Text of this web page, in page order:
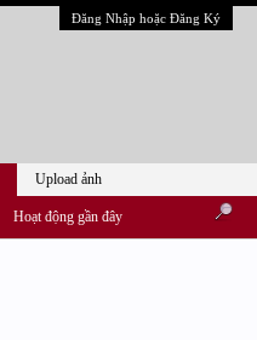
Đăng Nhập hoặc Đăng Ký
Hoạt động gần đây
Upload ảnh